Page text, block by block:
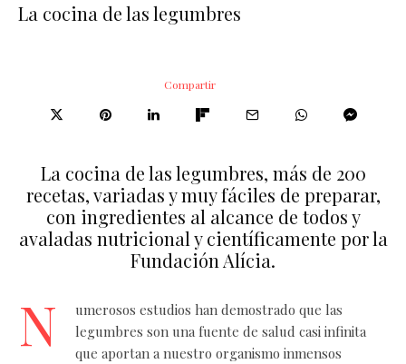
La cocina de las legumbres
Compartir
La cocina de las legumbres, más de 200
recetas, variadas y muy fáciles de preparar,
con ingredientes al alcance de todos y
avaladas nutricional y científicamente por la
Fundación Alícia.
N
umerosos estudios han demostrado que las
legumbres son una fuente de salud casi infinita
que aportan a nuestro organismo inmensos